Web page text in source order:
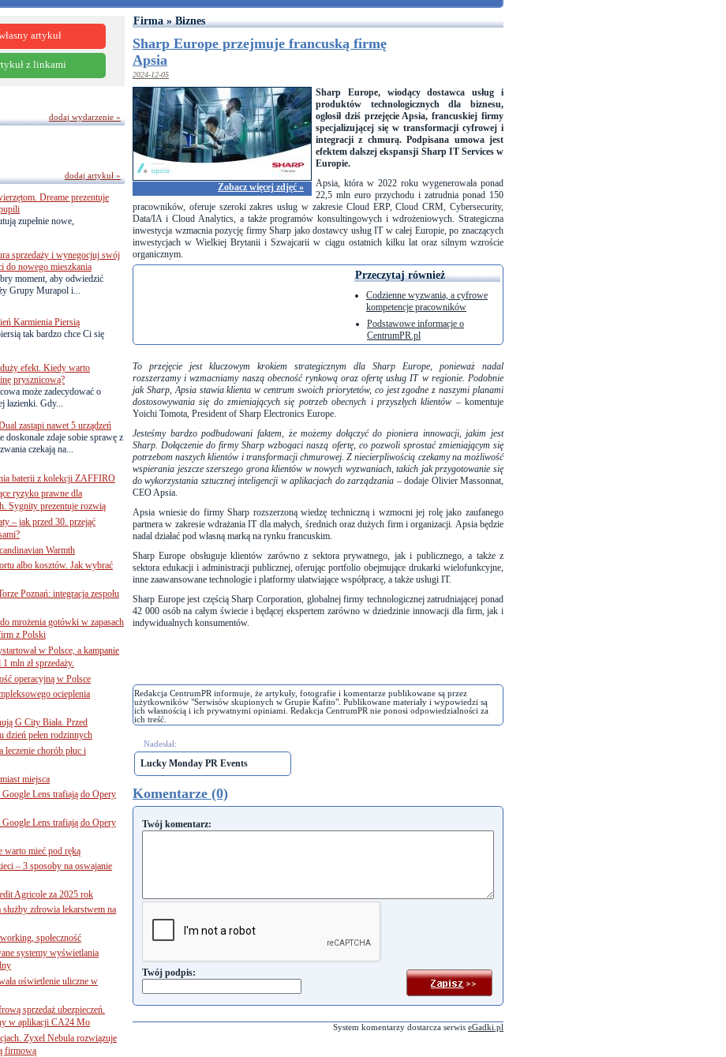
Firma » Biznes
Sharp Europe przejmuje francuską firmę
Apsia
2024-12-05
Zobacz więcej zdjęć »
Sharp Europe, wiodący dostawca usług i
produktów technologicznych dla biznesu,
ogłosił dziś przejęcie Apsia, francuskiej firmy
specjalizującej się w transformacji cyfrowej i
integracji z chmurą. Podpisana umowa jest
efektem dalszej ekspansji Sharp IT Services w
Europie.
Apsia, która w 2022 roku wygenerowała ponad
22,5 mln euro przychodu i zatrudnia ponad 150
pracowników, oferuje szeroki zakres usług w zakresie Cloud ERP, Cloud CRM, Cybersecurity,
Data/IA i Cloud Analytics, a także programów konsultingowych i wdrożeniowych. Strategiczna
inwestycja wzmacnia pozycję firmy Sharp jako dostawcy usług IT w całej Europie, po znaczących
inwestycjach w Wielkiej Brytanii i Szwajcarii w ciągu ostatnich kilku lat oraz silnym wzroście
organicznym.
Przeczytaj również
Codzienne wyzwania, a cyfrowe
kompetencje pracowników
Podstawowe informacje o
CentrumPR.pl
To przejęcie jest kluczowym krokiem strategicznym dla Sharp Europe, ponieważ nadal
rozszerzamy i wzmacniamy naszą obecność rynkową oraz ofertę usług IT w regionie. Podobnie
jak Sharp, Apsia stawia klienta w centrum swoich priorytetów, co jest zgodne z naszymi planami
dostosowywania się do zmieniających się potrzeb obecnych i przyszłych klientów – komentuje
Yoichi Tomota, President of Sharp Electronics Europe.
Jesteśmy bardzo podbudowani faktem, że możemy dołączyć do pioniera innowacji, jakim jest
Sharp. Dołączenie do firmy Sharp wzbogaci naszą ofertę, co pozwoli sprostać zmieniającym się
potrzebom naszych klientów i transformacji chmurowej. Z niecierpliwością czekamy na możliwość
wspierania jeszcze szerszego grona klientów w nowych wyzwaniach, takich jak przygotowanie się
do wykorzystania sztucznej inteligencji w aplikacjach do zarządzania – dodaje Olivier Massonnat,
CEO Apsia.
Apsia wniesie do firmy Sharp rozszerzoną wiedzę techniczną i wzmocni jej rolę jako zaufanego
partnera w zakresie wdrażania IT dla małych, średnich oraz dużych firm i organizacji. Apsia będzie
nadal działać pod własną marką na rynku francuskim.
Sharp Europe obsługuje klientów zarówno z sektora prywatnego, jak i publicznego, a także z
sektora edukacji i administracji publicznej, oferując portfolio obejmujące drukarki wielofunkcyjne,
inne zaawansowane technologie i platformy ułatwiające współpracę, a także usługi IT.
Sharp Europe jest częścią Sharp Corporation, globalnej firmy technologicznej zatrudniającej ponad
42 000 osób na całym świecie i będącej ekspertem zarówno w dziedzinie innowacji dla firm, jak i
indywidualnych konsumentów.
Redakcja CentrumPR informuje, że artykuły, fotografie i komentarze publikowane są przez
użytkowników "Serwisów skupionych w Grupie Kafito". Publikowane materiały i wypowiedzi są
ich własnością i ich prywatnymi opiniami. Redakcja CentrumPR nie ponosi odpowiedzialności za
ich treść.
Nadesłał:
Lucky Monday PR Events
Komentarze (0)
Twój komentarz:
Twój podpis:
System komentarzy dostarcza serwis eGadki.pl
artykuł
z linkami
dodaj wydarzenie »
Dreame prezentuje
zupełnie nowe,
sprzedaży i wynegocjuj swój
do nowego mieszkania
moment, aby odwiedzić
Grupy Murapol i...
Karmienia Piersią
tak bardzo chce Ci się
duży efekt. Kiedy warto
prysznicową?
może zadecydować o
łazienki. Gdy...
zastąpi nawet 5 urządzeń
doskonale zdaje sobie sprawę z
czekają na...
baterii z kolekcji ZAFFIRO
ryzyko prawne dla
Sygnity prezentuje rozwią
– jak przed 30. przejąć
Warmth
albo kosztów. Jak wybrać
Poznań: integracja zespołu
mrożenia gotówki w zapasach
z Polski
w Polsce, a kampanie
mln zł sprzedaży.
operacyjną w Polsce
ocieplenia
G City Biała. Przed
dzień pełen rodzinnych
chorób płuc i
miejsca
Lens trafiają do Opery
Lens trafiają do Opery
warto mieć pod ręką
– 3 sposoby na oswajanie
Agricole za 2025 rok
zdrowia lekarstwem na
społeczność
systemy wyświetlania
oświetlenie uliczne w
sprzedaż ubezpieczeń.
w aplikacji CA24 Mo
Zyxel Nebula rozwiązuje
firmową
dodaj artykuł »